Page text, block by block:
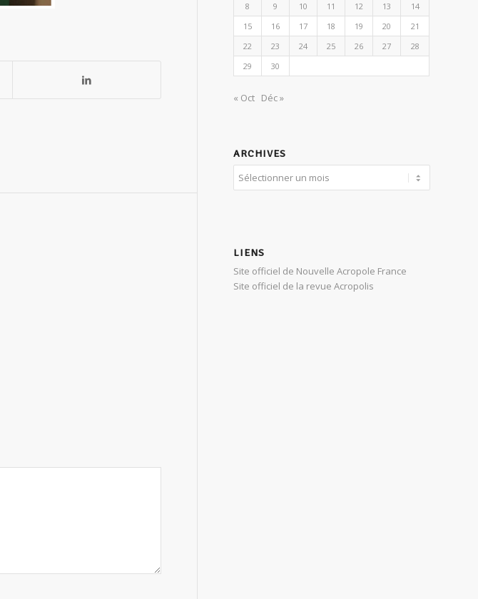
8
9 10 11 12 13
14
15
16 17 18 19 20
21
22
23 24 25 26 27
28
29
30
« Oct Déc »
ARCHIVES
LIENS
Site officiel de Nouvelle Acropole France
Site officiel de la revue Acropolis